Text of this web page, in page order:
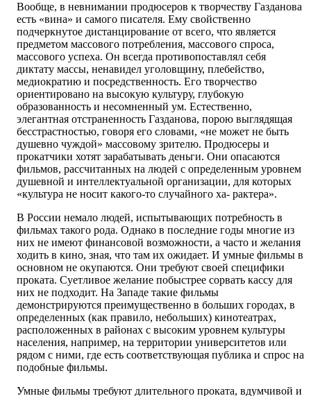
Вообще, в невнимании продюсеров к творчеству Газданова
есть «вина» и самого писателя. Ему свойственно
подчеркнутое дистанцирование от всего, что является
предметом массового потребления, массового спроса,
массового успеха. Он всегда противопоставлял себя
диктату массы, ненавидел уголовщину, плебейство,
медиократию и посредственность. Его творчество
ориентировано на высокую культуру, глубокую
образованность и несомненный ум. Естественно,
элегантная отстраненность Газданова, порою выглядящая
бесстрастностью, говоря его словами, «не может не быть
душевно чуждой» массовому зрителю. Продюсеры и
прокатчики хотят зарабатывать деньги. Они опасаются
фильмов, рассчитанных на людей с определенным уровнем
душевной и интеллектуальной организации, для которых
«культура не носит какого-то случайного ха- рактера».
В России немало людей, испытывающих потребность в
фильмах такого рода. Однако в последние годы многие из
них не имеют финансовой возможности, а часто и желания
ходить в кино, зная, что там их ожидает. И умные фильмы в
основном не окупаются. Они требуют своей специфики
проката. Суетливое желание побыстрее сорвать кассу для
них не подходит. На Западе такие фильмы
демонстрируются преимущественно в больших городах, в
определенных (как правило, небольших) кинотеатрах,
расположенных в районах с высоким уровнем культуры
населения, например, на территории университетов или
рядом с ними, где есть соответствующая публика и спрос на
подобные фильмы.
Умные фильмы требуют длительного проката, вдумчивой и